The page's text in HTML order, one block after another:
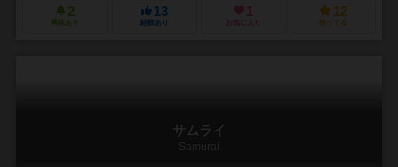
2
興味あり
13
経験あり
1
お気に入り
12
持ってる
サムライ
Samurai